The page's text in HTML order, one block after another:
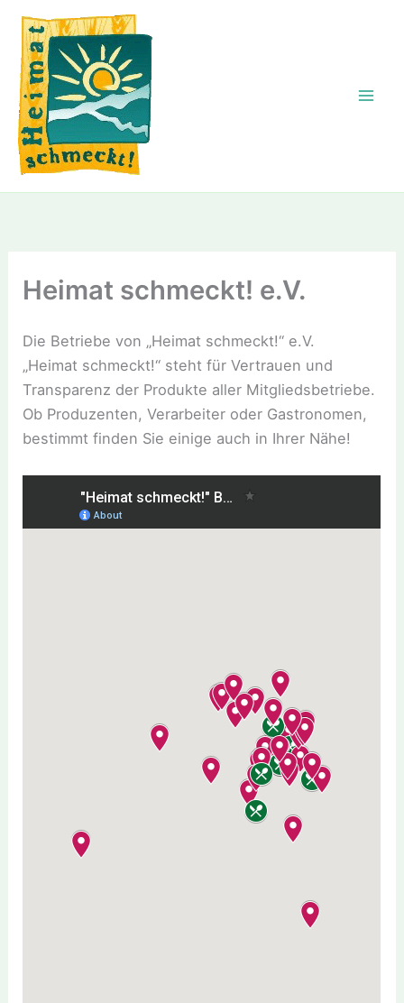
Inhalt
springen
Heimat schmeckt! e.V.
Die Betriebe von „Heimat schmeckt!“ e.V.
„Heimat schmeckt!“ steht für Vertrauen und
Transparenz der Produkte aller Mitgliedsbetriebe.
Ob Produzenten, Verarbeiter oder Gastronomen,
bestimmt finden Sie einige auch in Ihrer Nähe!